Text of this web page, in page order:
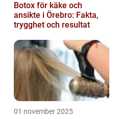
Botox för käke och
ansikte i Örebro: Fakta,
trygghet och resultat
01 november 2025